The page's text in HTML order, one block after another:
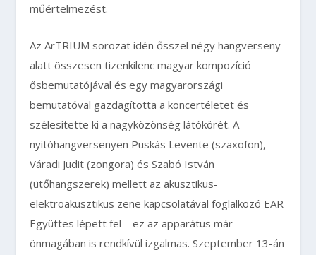
műértelmezést.
Az ArTRIUM sorozat idén ősszel négy hangverseny
alatt összesen tizenkilenc magyar kompozíció
ősbemutatójával és egy magyarországi
bemutatóval gazdagította a koncertéletet és
szélesítette ki a nagyközönség látókörét. A
nyitóhangversenyen Puskás Levente (szaxofon),
Váradi Judit (zongora) és Szabó István
(ütőhangszerek) mellett az akusztikus-
elektroakusztikus zene kapcsolatával foglalkozó EAR
Együttes lépett fel – ez az apparátus már
önmagában is rendkívül izgalmas. Szeptember 13-án